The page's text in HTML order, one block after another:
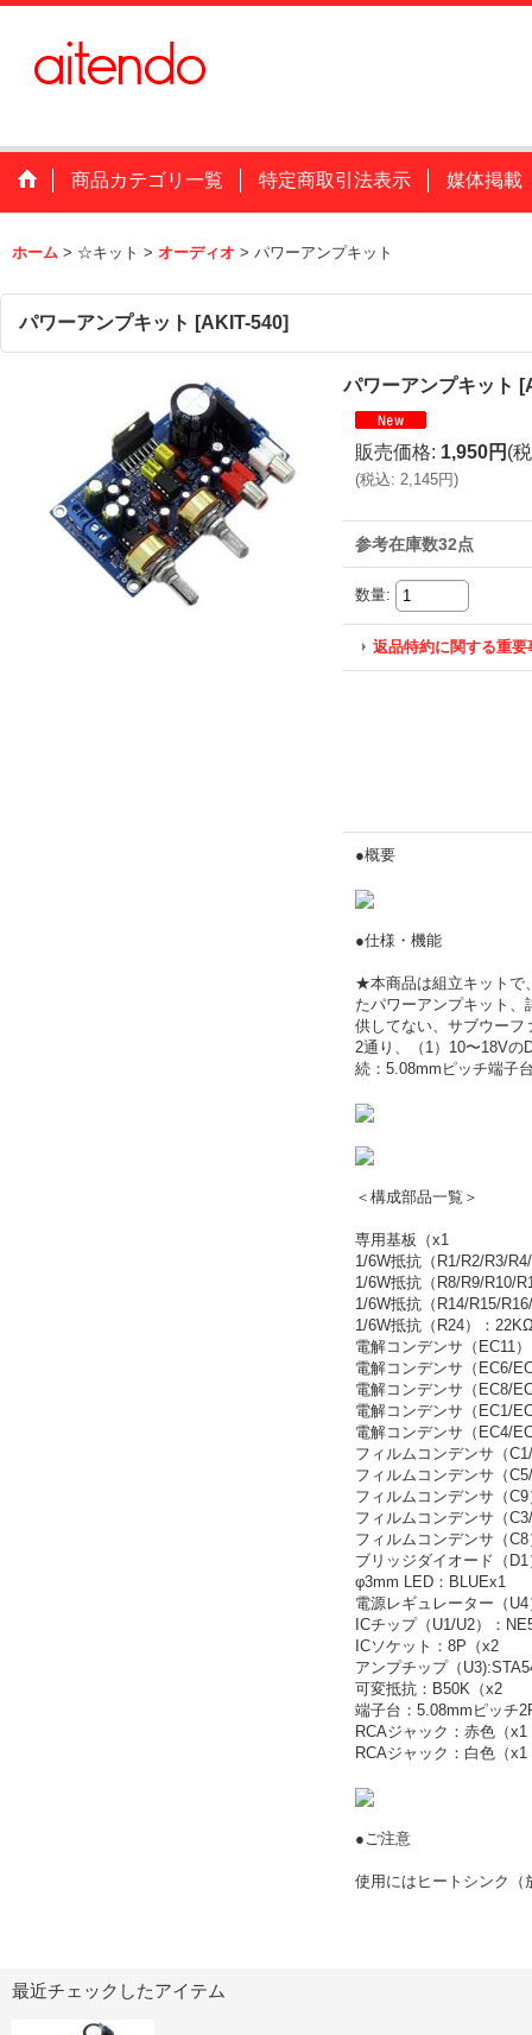
商品カテゴリ一覧 特定商取引法表示 媒体掲載
ホーム > ☆キット > オーディオ > パワーアンプキット
パワーアンプキット [AKIT-540]
パワーアンプキット [
販売価格: 1,950円 (
(税込: 2,145円)
参考在庫数32点
数量:
返品特約に関する重要
●概要
●仕様・機能
★本商品は組立キットで
たパワーアンプキット
供してない、サブウーフ
2通り、（1）10〜18Vの
続：5.08mmピッチ端子
＜構成部品一覧＞
専用基板（x1
1/6W抵抗（R1/R2/R3/
1/6W抵抗（R8/R9/R10/
1/6W抵抗（R14/R15/
1/6W抵抗（R24）：
電解コンデンサ（EC11
電解コンデンサ（EC6/
電解コンデンサ（EC8/
電解コンデンサ（EC1/
電解コンデンサ（EC4/
フィルムコンデンサ（
フィルムコンデンサ（
フィルムコンデンサ（
フィルムコンデンサ（
フィルムコンデンサ（
ブリッジダイオード（
φ3mm LED：BLUEx1
電源レギュレーター（
ICチップ（U1/U2）：
ICソケット：8P（x2
アンプチップ（
可変抵抗：B50K（x2
端子台：5.08mmピッチ
RCAジャック：赤色（x1
RCAジャック：白色（x1
●ご注意
使用にはヒートシンク（
最近チェックしたアイテム